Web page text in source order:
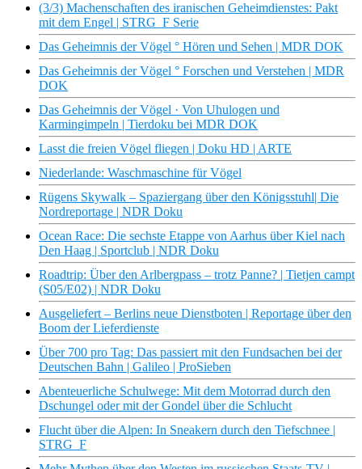
(3/3) Machenschaften des iranischen Geheimdienstes: Pakt
mit dem Engel | STRG_F Serie
Das Geheimnis der Vögel ° Hören und Sehen | MDR DOK
Das Geheimnis der Vögel ° Forschen und Verstehen | MDR
DOK
Das Geheimnis der Vögel · Von Uhulogen und
Karmingimpeln | Tierdoku bei MDR DOK
Lasst die freien Vögel fliegen | Doku HD | ARTE
Niederlande: Waschmaschine für Vögel
Rügens Skywalk – Spaziergang über den Königsstuhl| Die
Nordreportage | NDR Doku
Ocean Race: Die sechste Etappe von Aarhus über Kiel nach
Den Haag | Sportclub | NDR Doku
Roadtrip: Über den Arlbergpass – trotz Panne? | Tietjen campt
(S05/E02) | NDR Doku
Ausgeliefert – Berlins neue Dienstboten | Reportage über den
Boom der Lieferdienste
Über 700 pro Tag: Das passiert mit den Fundsachen bei der
Deutschen Bahn | Galileo | ProSieben
Abenteuerliche Schulwege: Mit dem Motorrad durch den
Dschungel oder mit der Gondel über die Schlucht
Flucht über die Alpen: In Sneakern durch den Tiefschnee |
STRG_F